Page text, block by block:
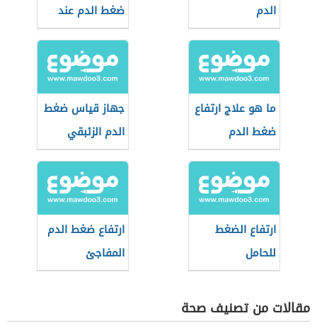
الدم
ضغط الدم عند
الشباب
ما هو علاج ارتفاع
ضغط الدم
جهاز قياس ضغط
الدم الزئبقي
ارتفاع الضغط
للحامل
ارتفاع ضغط الدم
المفاجئ
مقالات من تصنيف صحة